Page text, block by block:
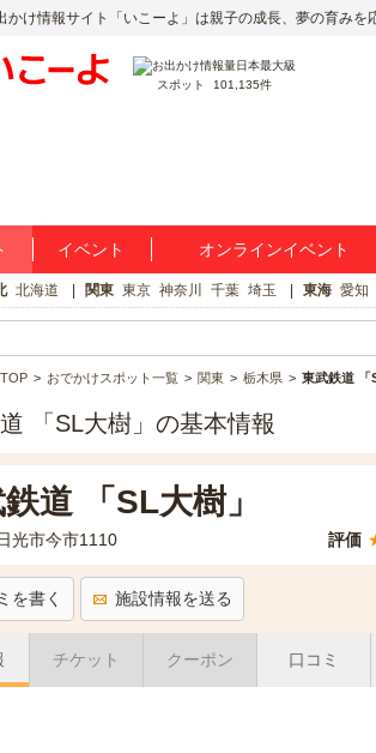
かけ情報サイト「いこーよ」は親子の成長、夢の育みを
スポット 101,135件
イベント オンラインイベント
北海道 関東 東京 神奈川 千葉 埼玉 東海 愛知
おでかけスポット一覧 関東 栃木県 東武鉄道 「
「SL大樹」の基本情報
道 「SL大樹」
光市今市1110 評価
を書く 施設情報を送る
チケット クーポン 口コミ